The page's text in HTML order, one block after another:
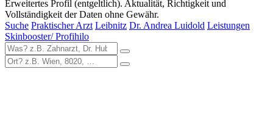
Erweitertes Profil (entgeltlich). Aktualität, Richtigkeit und
Vollständigkeit der Daten ohne Gewähr.
Suche Praktischer Arzt Leibnitz Dr. Andrea Luidold Leistungen
Skinbooster/ Profihilo